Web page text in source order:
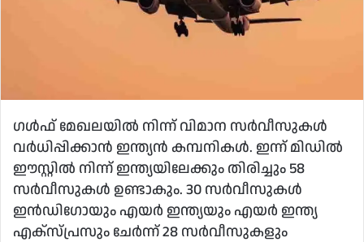
​ഗൾഫ് മേഖലയിൽ നിന്ന് വിമാന സർവീസുകൾ
വർധിപ്പിക്കാൻ ഇന്ത്യൻ കമ്പനികൾ. ഇന്ന് മിഡിൽ
ഈസ്റ്റിൽ നിന്ന് ഇന്ത്യയിലേക്കും തിരിച്ചും 58
സർവീസുകൾ ഉണ്ടാകും. 30 സർവീസുകൾ
ഇൻഡിഗോയും എയർ ഇന്ത്യയും എയർ ഇന്ത്യ
എക്സ്പ്രസും ചേർന്ന് 28 സർവീസുകളും